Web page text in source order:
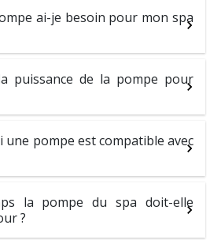
ai-je besoin pour mon spa
puissance de la pompe pour
une pompe est compatible avec
la pompe du spa doit-elle
?